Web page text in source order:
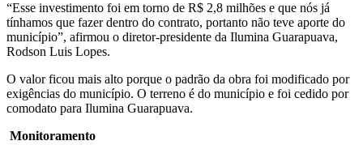
“Esse investimento foi em torno de R$ 2,8 milhões e que nós já
tínhamos que fazer dentro do contrato, portanto não teve aporte do
município”, afirmou o diretor-presidente da Ilumina Guarapuava,
Rodson Luis Lopes.
O valor ficou mais alto porque o padrão da obra foi modificado por
exigências do município. O terreno é do município e foi cedido por
comodato para Ilumina Guarapuava.
Monitoramento